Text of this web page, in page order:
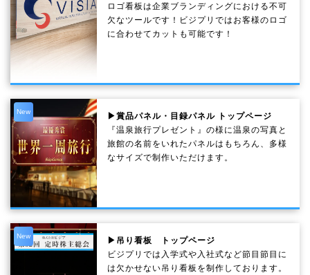
ロゴ看板は企業ブランディングにおける不可
欠なツールです！ビジプリではお客様のロゴ
に合わせてカットも可能です！
New
▶賞品パネル・目録パネル トップページ
『温泉旅行プレゼント』の様に温泉の写真と
旅館の名前をいれたパネルはもちろん、多様
なサイズで制作いただけます。
New
▶吊り看板 トップページ
ビジプリでは入学式や入社式など節目節目に
は欠かせない吊り看板を制作しております。